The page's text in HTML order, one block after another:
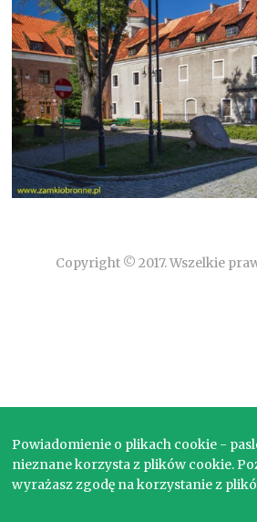
Copyright © 2017. Wszelkie
Powiadomienie o plikach cookie -
nieznane korzysta z plików cookie.
wyrażasz zgodę na korzystanie z